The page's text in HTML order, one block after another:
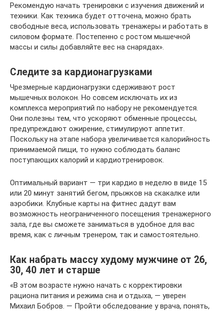
Рекомендую начать тренировки с изучения движений и
техники. Как техника будет отточена, можно брать
свободные веса, использовать тренажеры и работать в
силовом формате. Постепенно с ростом мышечной
массы и силы добавляйте вес на снарядах».
Следите за кардионагрузками
Чрезмерные кардионагрузки сдерживают рост
мышечных волокон. Но совсем исключать их из
комплекса мероприятий по набору не рекомендуется.
Они полезны тем, что ускоряют обменные процессы,
предупреждают ожирение, стимулируют аппетит.
Поскольку на этапе набора увеличивается калорийность
принимаемой пищи, то нужно соблюдать баланс
поступающих калорий и кардиотренировок.
Оптимальный вариант — три кардио в неделю в виде 15
или 20 минут занятий бегом, прыжков на скакалке или
аэробики. Клубные карты на фитнес дадут вам
возможность неограниченного посещения тренажерного
зала, где вы сможете заниматься в удобное для вас
время, как с личным тренером, так и самостоятельно.
Как набрать массу худому мужчине от 26,
30, 40 лет и старше
«В этом возрасте нужно начать с корректировки
рациона питания и режима сна и отдыха, — уверен
Михаил Бобров. — Пройти обследование у врача, понять,